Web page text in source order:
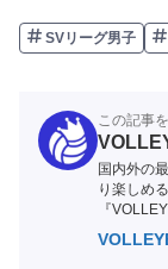
SVリーグ男子
この記事
国内外の
り楽しめ
『